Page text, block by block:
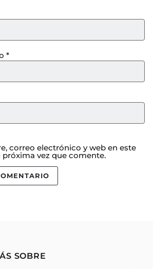
*
correo electrónico y web en este
próxima vez que comente.
SOBRE